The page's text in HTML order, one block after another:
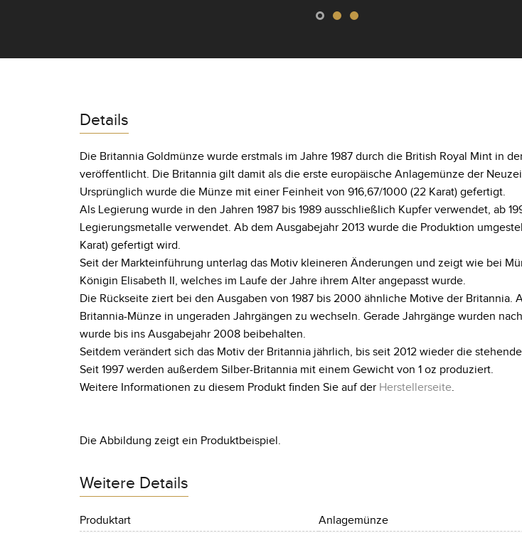
Details
Die Britannia Goldmünze wurde erstmals im Jahre 1987 durch die British Royal Mint in
veröffentlicht. Die Britannia gilt damit als die erste europäische Anlagemünze der
Ursprünglich wurde die Münze mit einer Feinheit von 916,67/1000 (22 Karat) gefertigt.
Als Legierung wurde in den Jahren 1987 bis 1989 ausschließlich Kupfer verwendet, ab
Legierungsmetalle verwendet. Ab dem Ausgabejahr 2013 wurde die Produktion
Karat) gefertigt wird.
Seit der Markteinführung unterlag das Motiv kleineren Änderungen und zeigt wie bei
Königin Elisabeth II, welches im Laufe der Jahre ihrem Alter angepasst wurde.
Die Rückseite ziert bei den Ausgaben von 1987 bis 2000 ähnliche Motive der Britannia.
Britannia-Münze in ungeraden Jahrgängen zu wechseln. Gerade Jahrgänge wurden
wurde bis ins Ausgabejahr 2008 beibehalten.
Seitdem verändert sich das Motiv der Britannia jährlich, bis seit 2012 wieder die
Seit 1997 werden außerdem Silber-Britannia mit einem Gewicht von 1 oz produziert.
Weitere Informationen zu diesem Produkt finden Sie auf der Herstellerseite.
Die Abbildung zeigt ein Produktbeispiel.
Weitere Details
Produktart
Anlagemünze